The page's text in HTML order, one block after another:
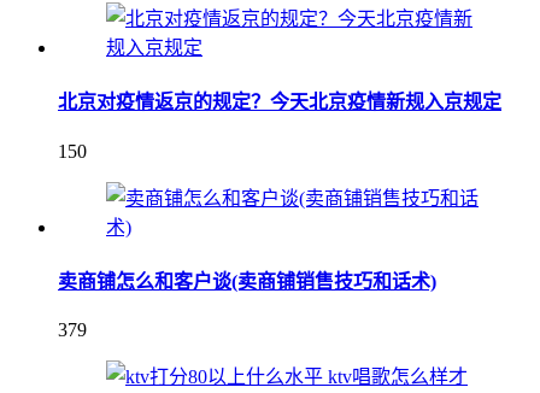
北京对疫情返京的规定？今天北京疫情新规入京规定
150
卖商铺怎么和客户谈(卖商铺销售技巧和话术)
379